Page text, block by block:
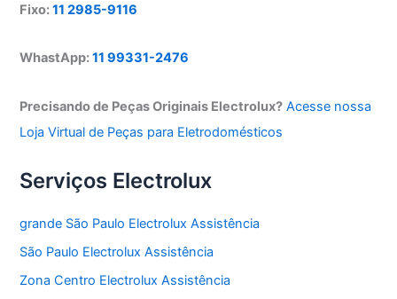
Fixo:11 2985-9116
WhastApp:11 99331-2476
Precisando de Peças Originais Electrolux? Acesse nossa
Loja Virtual de Peças para Eletrodomésticos
Serviços Electrolux
grande São Paulo Electrolux Assistência
São Paulo Electrolux Assistência
Zona Centro Electrolux Assistência